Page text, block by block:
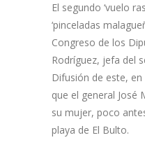
El segundo ‘vuelo
‘pinceladas
Congreso de los
Rodríguez, jefa del
Difusión de este,
que el general José
su mujer, poco
playa de El Bulto.